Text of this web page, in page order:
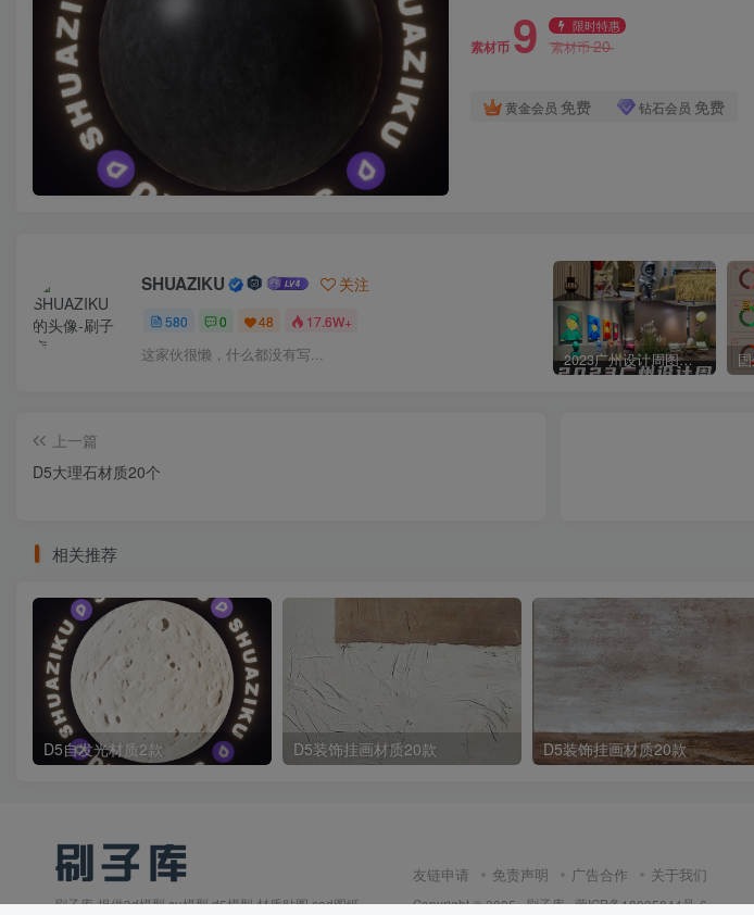
素材币 9 限时特惠
素材币20
黄金会员 免费 钻石会员 免费
SHUAZIKU 关注
580 0 48 17.6W+
这家伙很懒，什么都没有写... 2023广州设计周图集更新至8000多张高清图+联系方式
上一篇
D5大理石材质20个
相关推荐
D5自发光材质2款 D5装饰挂画材质20款 D5装饰挂画材质20款
刷子库-提供3d模型,su模型,d5模型,材质贴图,cad图纸,
友链申请 免责声明 广告合作 关于我们
Copyright © 2025 ·刷子库 · 蒙ICP备18005844号-6